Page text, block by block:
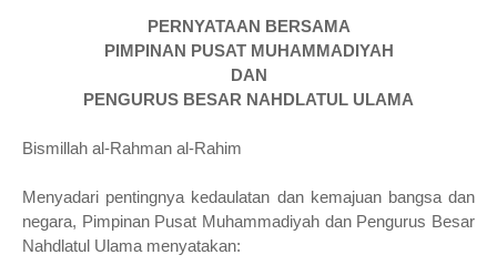
PERNYATAAN BERSAMA
PIMPINAN PUSAT MUHAMMADIYAH
DAN
PENGURUS BESAR NAHDLATUL ULAMA
Bismillah al-Rahman al-Rahim
Menyadari pentingnya kedaulatan dan kemajuan bangsa dan
negara, Pimpinan Pusat Muhammadiyah dan Pengurus Besar
Nahdlatul Ulama menyatakan: